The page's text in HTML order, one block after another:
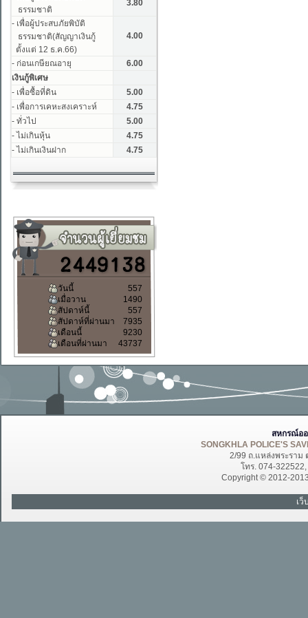
วันนี้
557
เมื่อวาน
1490
สัปดาห์นี้
557
สัปดาห์ที่ผ่านมา
7935
เดือนนี้
9230
เดือนที่ผ่านมา
43737
สหกรณ์อ
SONGKHLA POLICE'S
2/99 ถ.แหล่งพระราม
โทร. 074-
Copyright © 2012-
เ